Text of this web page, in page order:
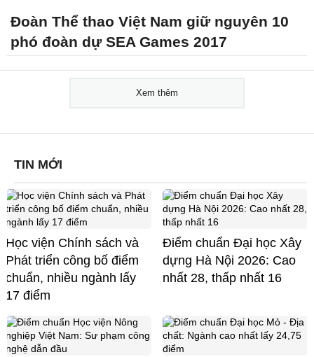
Đoàn Thể thao Việt Nam giữ nguyên 10
phó đoàn dự SEA Games 2017
Xem thêm
TIN MỚI
Học viện Chính sách và
Phát triển công bố điểm
chuẩn, nhiều ngành lấy
17 điểm
Điểm chuẩn Đại học Xây
dựng Hà Nội 2026: Cao
nhất 28, thấp nhất 16